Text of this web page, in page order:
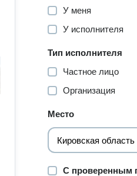
У меня
У исполнителя
Тип исполнителя
Частное лицо
Организация
Место
С проверенным